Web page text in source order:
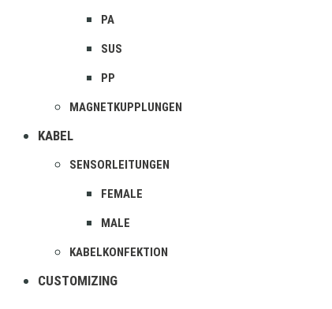
PA
SUS
PP
MAGNETKUPPLUNGEN
KABEL
SENSORLEITUNGEN
FEMALE
MALE
KABELKONFEKTION
CUSTOMIZING